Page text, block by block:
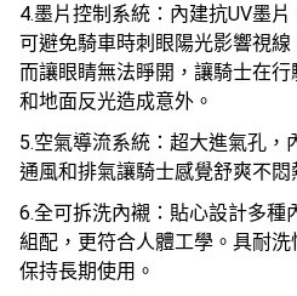
4.墨片控制系統：內建抗UV墨
可避免騎車時刺眼陽光影響視
而讓眼睛無法睜開，讓騎士在
和地面反光造成意外。
5.空氣導流系統：超大進氣孔，
通風和排氣讓騎士感覺舒爽不悶
6.全可拆洗內襯：貼心設計多種
組配，更符合人體工學。具耐
保持長期使用。